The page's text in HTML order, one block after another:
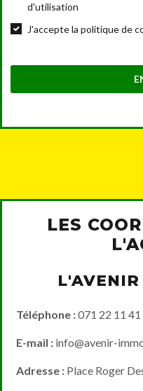
d'utilisation
J'accepte la politique de
LES
Téléphone :071 22 11 41
E-mail : info@avenir-
Adresse : Place Roger